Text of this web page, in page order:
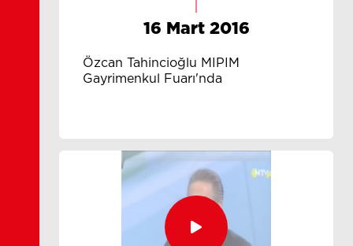
16 Mart 2016
Özcan Tahincioğlu MIPIM
Gayrimenkul Fuarı'nda